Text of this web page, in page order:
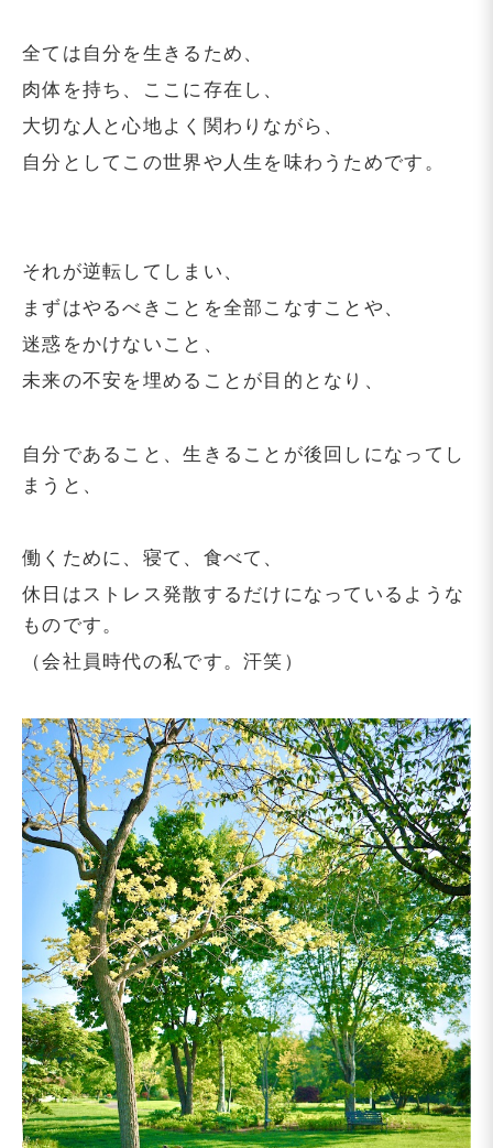
全ては自分を生きるため、
肉体を持ち、ここに存在し、
大切な人と心地よく関わりながら、
自分としてこの世界や人生を味わうためです。
それが逆転してしまい、
まずはやるべきことを全部こなすことや、
迷惑をかけないこと、
未来の不安を埋めることが目的となり、
自分であること、生きることが後回しになってし
まうと、
働くために、寝て、食べて、
休日はストレス発散するだけになっているような
ものです。
（会社員時代の私です。汗笑）